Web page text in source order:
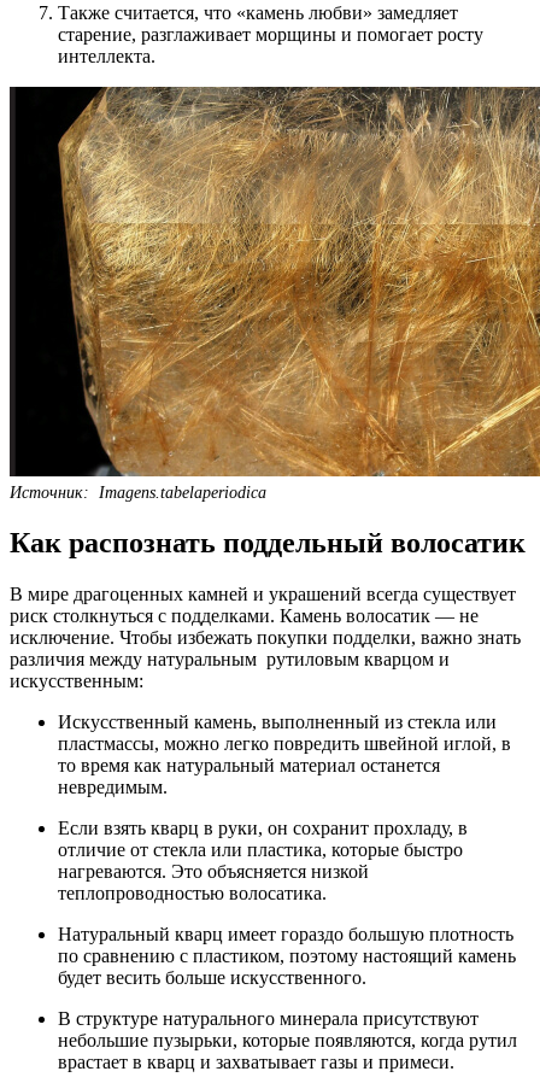
Также считается, что «камень любви» замедляет
старение, разглаживает морщины и помогает росту
интеллекта.
Источник: Imagens.tabelaperiodica
Как распознать поддельный волосатик
В мире драгоценных камней и украшений всегда существует
риск столкнуться с подделками. Камень волосатик — не
исключение. Чтобы избежать покупки подделки, важно знать
различия между натуральным рутиловым кварцом и
искусственным:
Искусственный камень, выполненный из стекла или
пластмассы, можно легко повредить швейной иглой, в
то время как натуральный материал останется
невредимым.
Если взять кварц в руки, он сохранит прохладу, в
отличие от стекла или пластика, которые быстро
нагреваются. Это объясняется низкой
теплопроводностью волосатика.
Натуральный кварц имеет гораздо большую плотность
по сравнению с пластиком, поэтому настоящий камень
будет весить больше искусственного.
В структуре натурального минерала присутствуют
небольшие пузырьки, которые появляются, когда рутил
врастает в кварц и захватывает газы и примеси.